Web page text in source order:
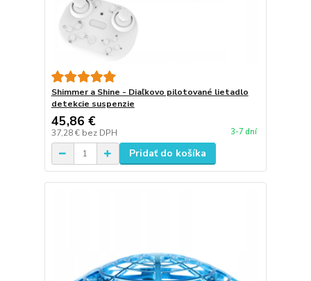
Shimmer a Shine - Diaľkovo pilotované lietadlo
detekcie suspenzie
45,86 €
37,28 € bez DPH 3-7 dní
Pridať do košíka